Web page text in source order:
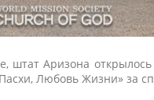
штат Аризона
Любовь Жизни» за